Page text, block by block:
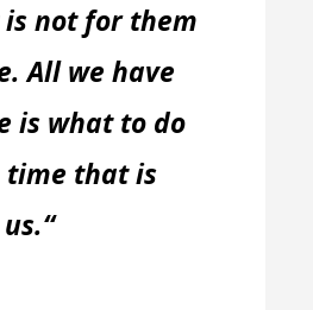
not for them
All we have
is what to do
that is